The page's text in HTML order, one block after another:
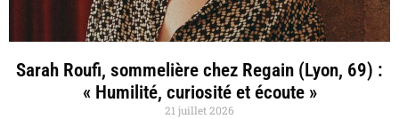
Sarah Roufi, sommelière chez Regain (Lyon, 69) :
« Humilité, curiosité et écoute »
21 juillet 2026